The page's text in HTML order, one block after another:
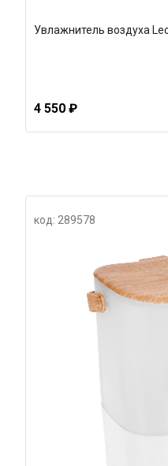
Увлажнитель воздуха
4 550 ₽
код: 289578